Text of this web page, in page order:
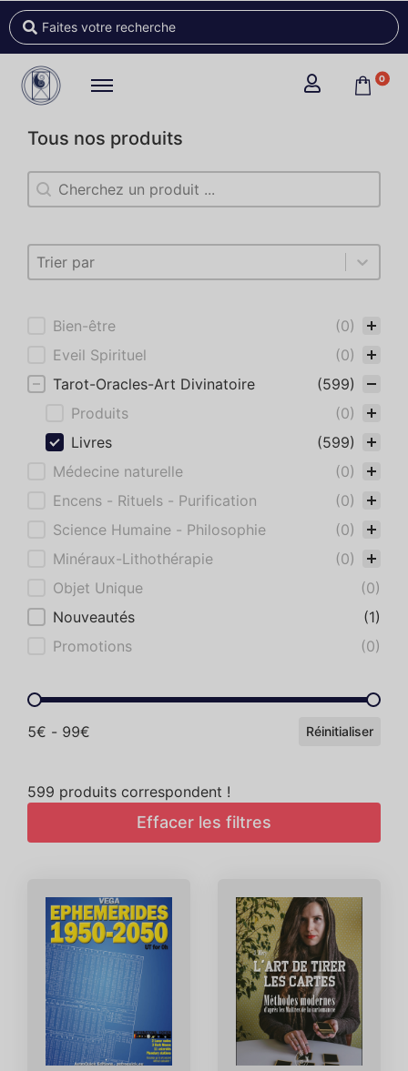
0
Tous nos produits
Tous nos produits
Tous nos produits
Trier par
Trier le contenu
select content
Catégories produits
Bien-être
(0)
Eveil Spirituel
(0)
Tarot-Oracles-Art Divinatoire
(599)
Produits
(0)
Livres
(599)
Médecine naturelle
(0)
Encens - Rituels - Purification
(0)
Science Humaine - Philosophie
(0)
Minéraux-Lithothérapie
(0)
Objet Unique
(0)
Nouveautés
(1)
Promotions
(0)
Gamme de prix
5€ - 99€ Réinitialiser
599 produits correspondent !
Effacer les filtres